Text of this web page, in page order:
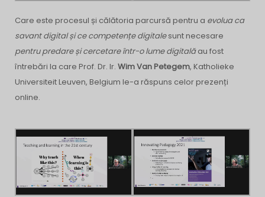
Care este procesul și călătoria parcursă pentru a evolua ca
savant digital și ce competențe digitalesunt necesare
pentru predare și cercetare într-o lume digitalăau fost
întrebări la care Prof. Dr. Ir. Wim Van Petegem, Katholieke
Universiteit Leuven, Belgium le-a răspuns celor prezenți
online.